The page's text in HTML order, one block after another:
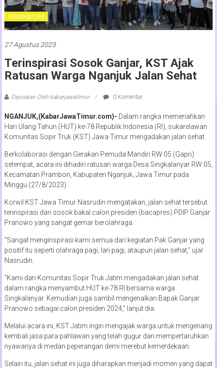
Uncategorized
27 Agustus 2023
Terinspirasi Sosok Ganjar, KST Ajak
Ratusan Warga Nganjuk Jalan Sehat
Diposkan Oleh:kabarjawatimur 0 Komentar
NGANJUK,(KabarJawaTimur.com)- Dalam rangka memeriahkan
Hari Ulang Tahun (HUT) ke-78 Republik Indonesia (RI), sukarelawan
Komunitas Sopir Truk (KST) Jawa Timur mengadakan jalan sehat.
Berkolaborasi dengan Gerakan Pemuda Mandiri RW 05 (Gapri)
setempat, acara ini dihadiri ratusan warga Desa Singkalanyar RW 05,
Kecamatan Prambon, Kabupaten Nganjuk, Jawa Timur pada
Minggu (27/8/2023).
Korwil KST Jawa Timur Nasrudin mengatakan, jalan sehat tersebut
terinspirasi dari sosok bakal calon presiden (bacapres) PDIP Ganjar
Pranowo yang sangat gemar berolahraga.
“Sangat menginspirasi kami semua dari kegiatan Pak Ganjar yang
positif itu seperti olahraga pagi, lari pagi, ataupun jalan sehat,” ujar
Nasrudin.
“Kami dari Komunitas Sopir Truk Jatim mengadakan jalan sehat
dalam rangka menyambut HUT ke-78 RI bersama warga
Singkalanyar. Kemudian juga sambil mengenalkan Bapak Ganjar
Pranowo sebagai calon presiden 2024,” lanjut dia.
Melalui acara ini, KST Jatim ingin mengajak warga untuk mengenang
kembali jasa para pahlawan yang telah gugur dan mempertaruhkan
nyawanya di medan peperangan demi merebut kemerdekaan.
Selain itu, jalan sehat ini juga diharapkan menjadi momen yang dapat